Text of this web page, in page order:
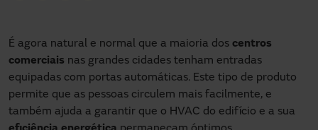
É agora natural e normal que a maioria dos centros
comerciais nas grandes cidades tenham entradas
equipadas com portas automáticas. Este tipo de produto
permite que as pessoas circulem mais facilmente, e
também ajuda a garantir que o HVAC do edifício e a sua